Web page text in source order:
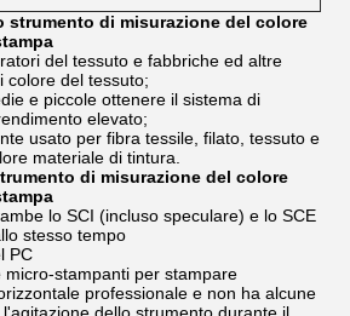
strumento di misurazione del colore
del tessuto e fabbriche ed altre
colore del tessuto;
e piccole ottenere il sistema di
elevato;
usato per fibra tessile, filato, tessuto e
materiale di tintura.
di misurazione del colore
lo SCI (incluso speculare) e lo SCE
stesso tempo
PC
micro-stampanti per stampare
professionale e non ha alcune